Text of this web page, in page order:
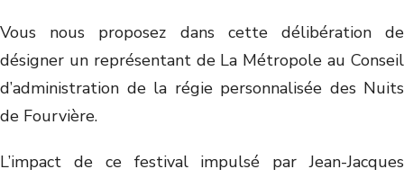
Vous nous proposez dans cette délibération de
désigner un représentant de La Métropole au Conseil
d’administration de la régie personnalisée des Nuits
de Fourvière.
L’impact de ce festival impulsé par Jean-Jacques